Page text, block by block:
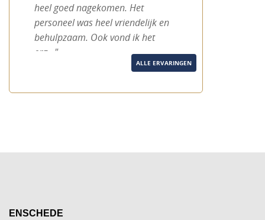
heel goed nagekomen. Het
personeel was heel vriendelijk en
behulpzaam. Ook vond ik het
erg..."
ALLE ERVARINGEN
ENSCHEDE